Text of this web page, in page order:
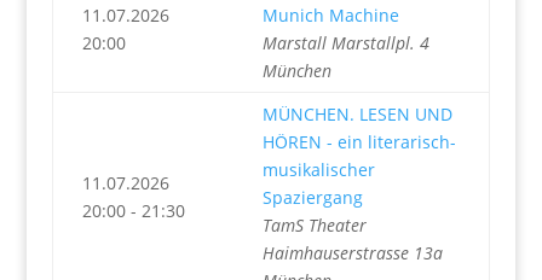
11.07.2026
20:00
Munich Machine
Marstall Marstallpl. 4
München
11.07.2026
20:00 - 21:30
MÜNCHEN. LESEN UND
HÖREN - ein literarisch-
musikalischer
Spaziergang
TamS Theater
Haimhauserstrasse 13a